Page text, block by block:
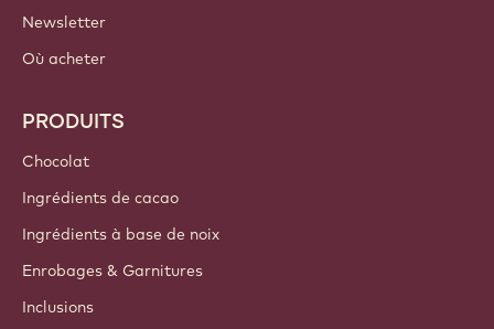
Newsletter
Où acheter
PRODUITS
Chocolat
Ingrédients de cacao
Ingrédients à base de noix
Enrobages & Garnitures
Inclusions